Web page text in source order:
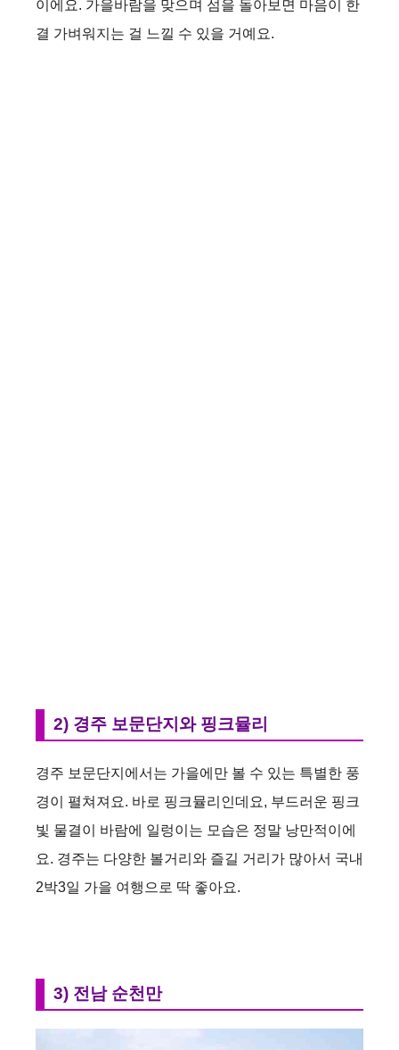
d
이에요. 가을바람을 맞으며 섬을 돌아보면 마음이 한
결 가벼워지는 걸 느낄 수 있을 거예요.
2) 경주 보문단지와 핑크뮬리
경주 보문단지에서는 가을에만 볼 수 있는 특별한 풍
경이 펼쳐져요. 바로 핑크뮬리인데요, 부드러운 핑크
빛 물결이 바람에 일렁이는 모습은 정말 낭만적이에
요. 경주는 다양한 볼거리와 즐길 거리가 많아서 국내
2박3일 가을 여행으로 딱 좋아요.
3) 전남 순천만